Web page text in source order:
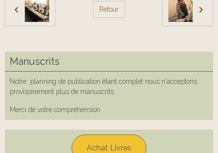
Retour
Manuscrits
Notre planning de publication étant complet nous n'acceptons
provisoirement plus de manuscrits
Merci de votre compréhension
Achat Livres